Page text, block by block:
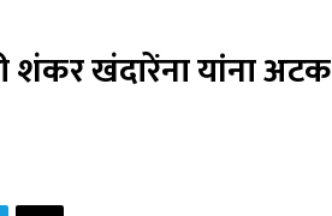
शंकर खंदारेंना यांना अटक